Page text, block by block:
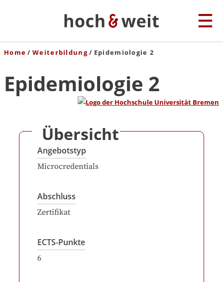
Home Weiterbildung Epidemiologie 2
Epidemiologie 2
Übersicht
Angebotstyp
Microcredentials
Abschluss
Zertifikat
ECTS-Punkte
6